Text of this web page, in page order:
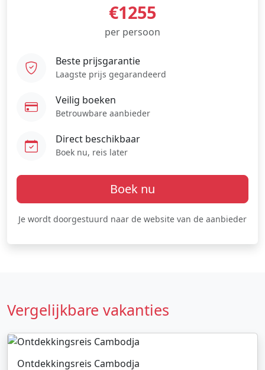
€1255
per persoon
Beste prijsgarantie
Laagste prijs gegarandeerd
Veilig boeken
Betrouwbare aanbieder
Direct beschikbaar
Boek nu, reis later
Boek nu
Je wordt doorgestuurd naar de website van de aanbieder
Vergelijkbare vakanties
Ontdekkingsreis Cambodja